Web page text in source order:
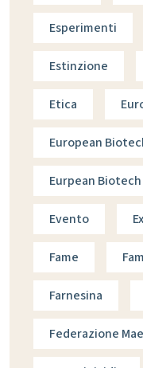
Esperimenti
Estinzione
Etica
European
Eurpean
Evento
Fame
Farnesina
Federazione